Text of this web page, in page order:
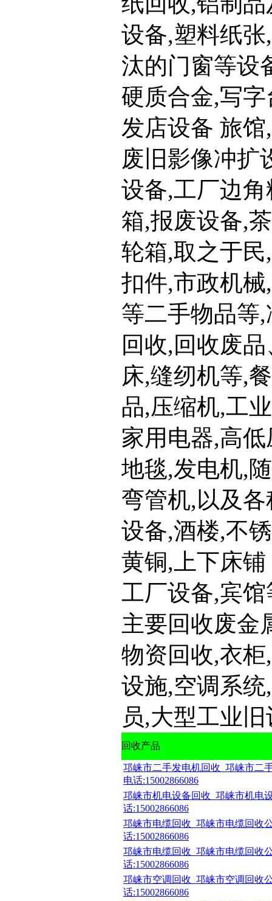
设备,塑料纸
汰的门窗等设
硬质合金,写
发店设备 旅
废旧影像冲扩
设备,工厂边
箱,报废设备,
轮箱,取之于
扣件,市政机
等二手物品等
回收,回收废
床,缝纫机等,
品,压缩机,工
家用电器,高
地毯,发电机,
弯管机,以及
设备,酒楼,不
黄铜,上下床
工厂设备,宾
主要回收废金
物资回收,衣
设施,空调系
员,大型工业
回收产品
邛崃市二手发电机回收_邛崃市二
电话:15002866086
邛崃市机电设备回收_邛崃市机电
话:15002866086
邛崃市电缆回收_邛崃市电缆回收
话:15002866086
邛崃市电缆回收_邛崃市电缆回收
话:15002866086
邛崃市空调回收_邛崃市空调回收
话:15002866086